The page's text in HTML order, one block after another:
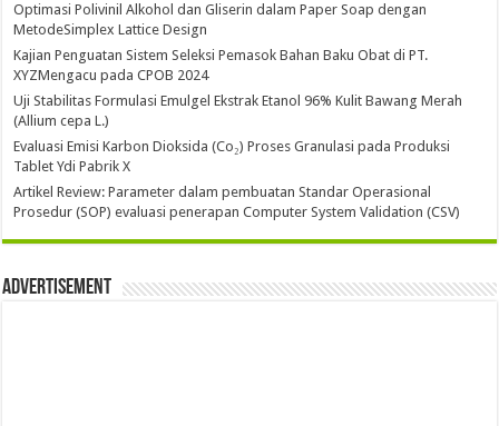
Optimasi Polivinil Alkohol dan Gliserin dalam Paper Soap dengan
MetodeSimplex Lattice Design
Kajian Penguatan Sistem Seleksi Pemasok Bahan Baku Obat di PT.
XYZMengacu pada CPOB 2024
Uji Stabilitas Formulasi Emulgel Ekstrak Etanol 96% Kulit Bawang Merah
(Allium cepa L.)
Evaluasi Emisi Karbon Dioksida (Co₂) Proses Granulasi pada Produksi
Tablet Ydi Pabrik X
Artikel Review: Parameter dalam pembuatan Standar Operasional
Prosedur (SOP) evaluasi penerapan Computer System Validation (CSV)
Advertisement